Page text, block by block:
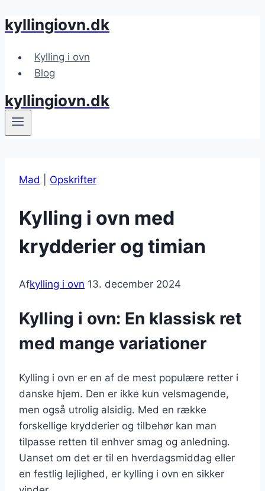
Fortsæt
indhold
kyllingiovn.dk
Kylling i ovn
Blog
kyllingiovn.dk
Mad Opskrifter
Kylling i ovn med
krydderier og timian
Afkylling i ovn 13. december 2024
Kylling i ovn: En klassisk ret
med mange variationer
Kylling i ovn er en af de mest populære retter i
danske hjem. Den er ikke kun velsmagende,
men også utrolig alsidig. Med en række
forskellige krydderier og tilbehør kan man
tilpasse retten til enhver smag og anledning.
Uanset om det er til en hverdagsmiddag eller
en festlig lejlighed, er kylling i ovn en sikker